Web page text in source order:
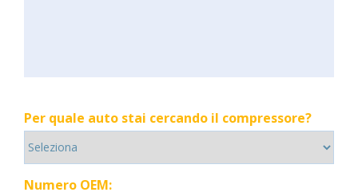
Per quale auto stai cercando il compressore?
Numero OEM: